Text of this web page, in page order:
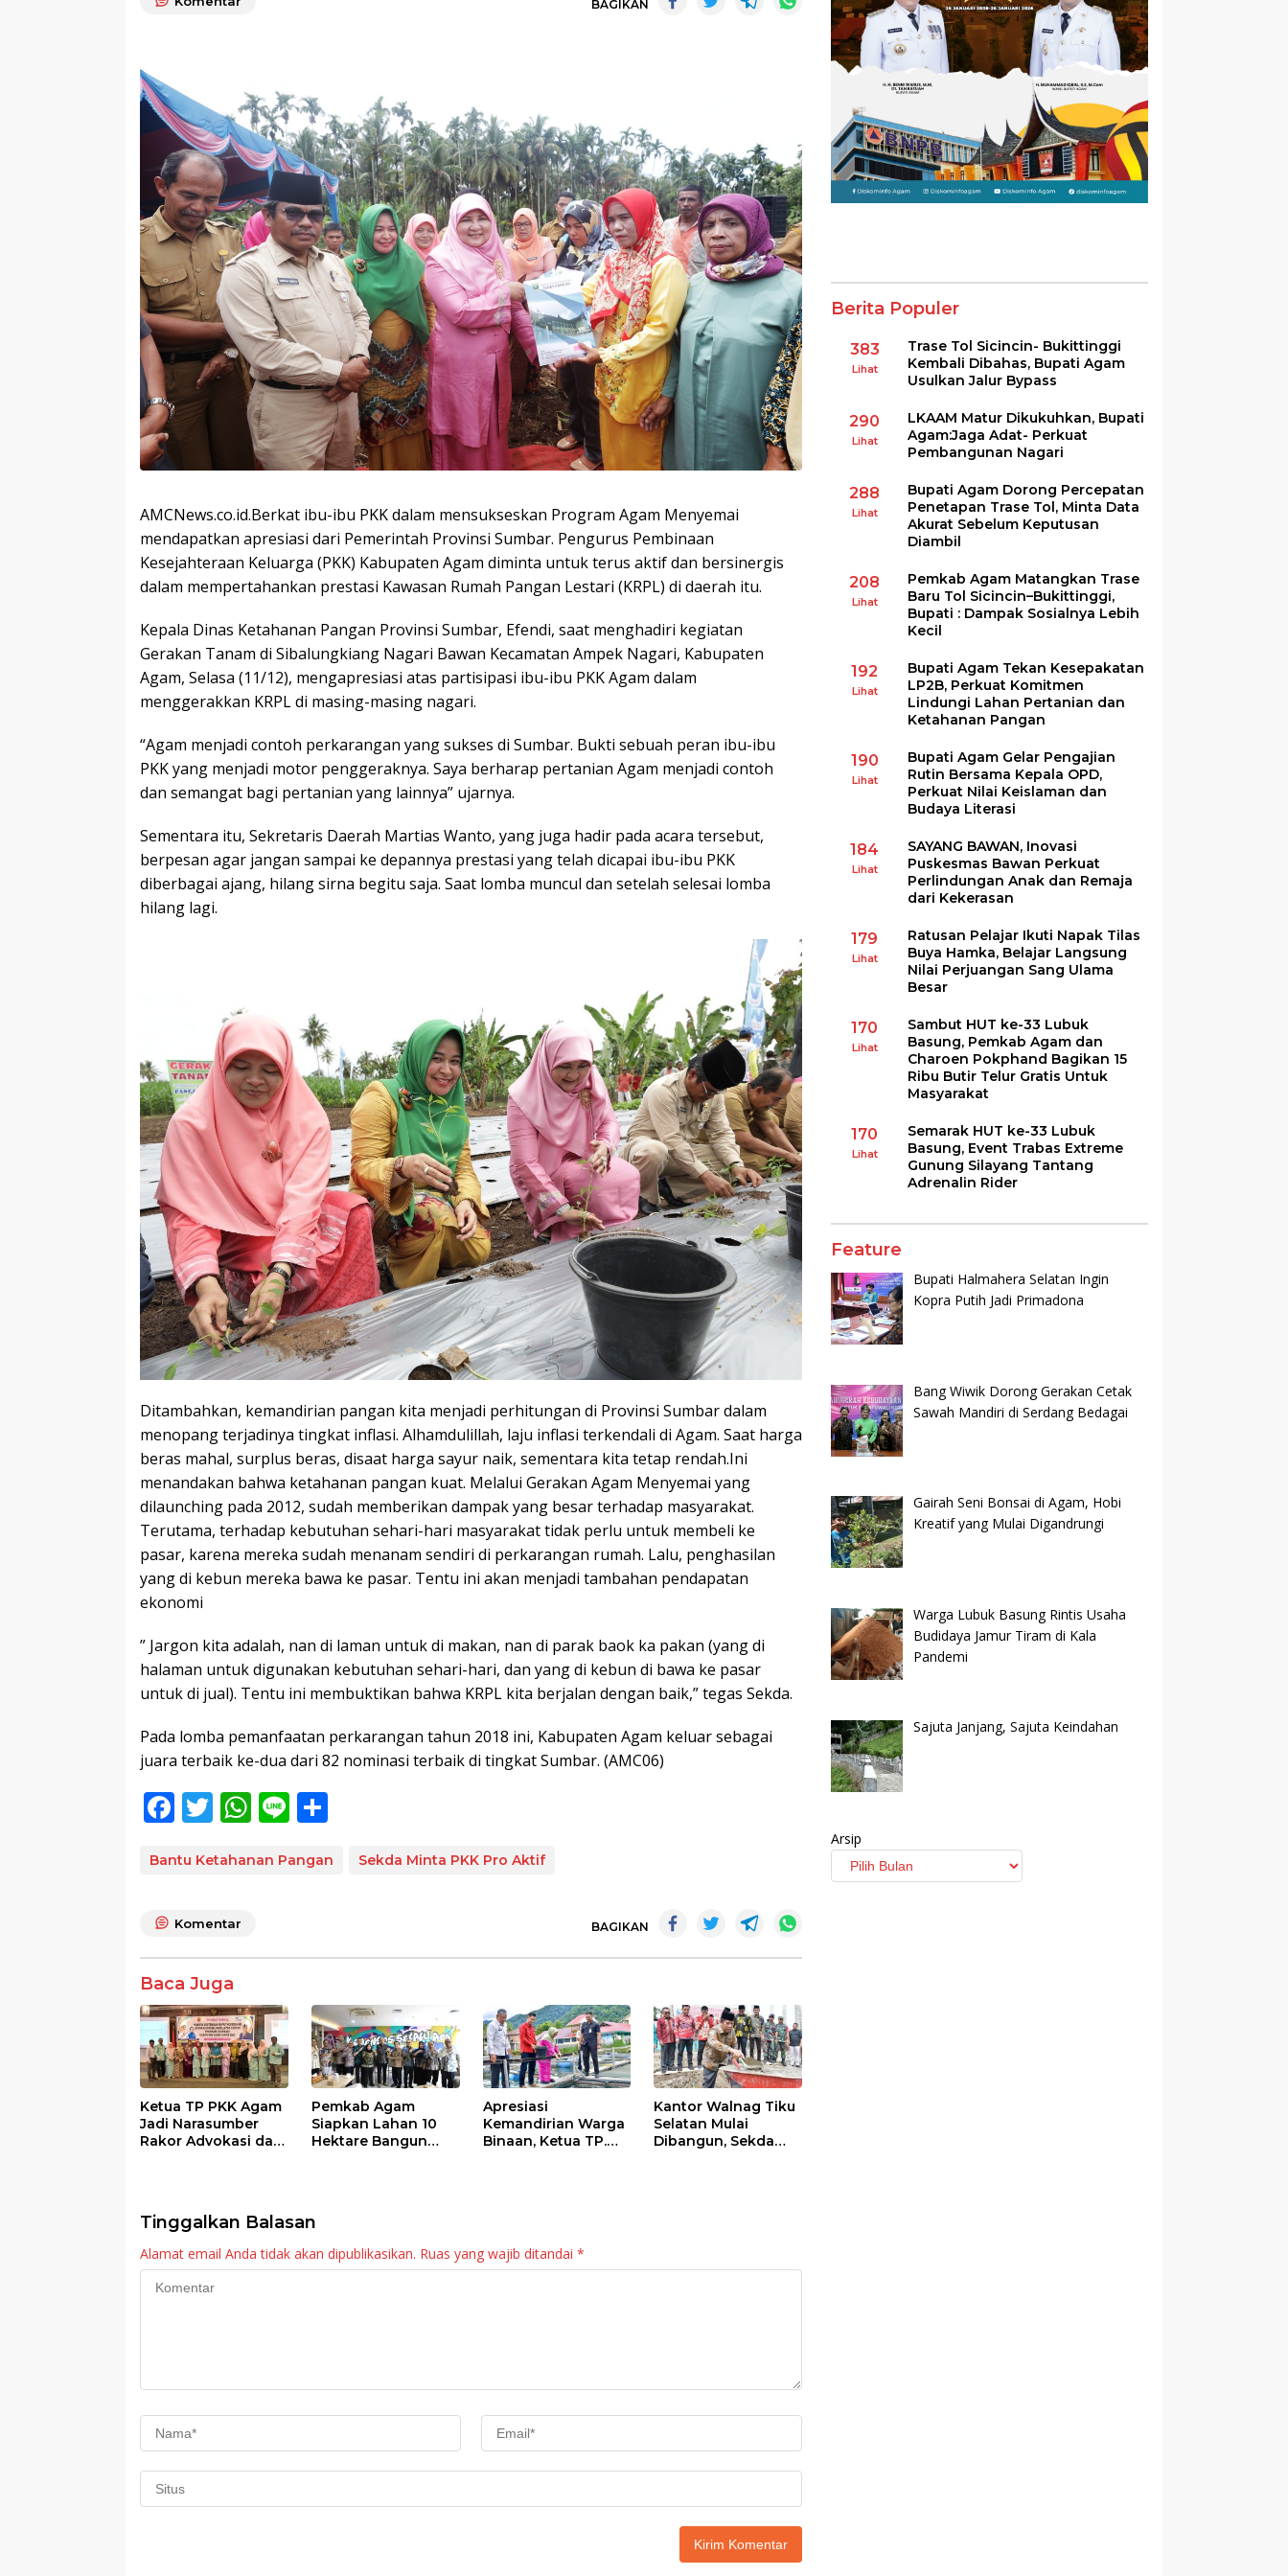
BAGIKAN
AMCNews.co.id.Berkat ibu-ibu PKK dalam mensukseskan Program Agam Menyemai
mendapatkan apresiasi dari Pemerintah Provinsi Sumbar. Pengurus Pembinaan
Kesejahteraan Keluarga (PKK) Kabupaten Agam diminta untuk terus aktif dan bersinergis
dalam mempertahankan prestasi Kawasan Rumah Pangan Lestari (KRPL) di daerah itu.
Kepala Dinas Ketahanan Pangan Provinsi Sumbar, Efendi, saat menghadiri kegiatan
Gerakan Tanam di Sibalungkiang Nagari Bawan Kecamatan Ampek Nagari, Kabupaten
Agam, Selasa (11/12), mengapresiasi atas partisipasi ibu-ibu PKK Agam dalam
menggerakkan KRPL di masing-masing nagari.
“Agam menjadi contoh perkarangan yang sukses di Sumbar. Bukti sebuah peran ibu-ibu
PKK yang menjadi motor penggeraknya. Saya berharap pertanian Agam menjadi contoh
dan semangat bagi pertanian yang lainnya” ujarnya.
Sementara itu, Sekretaris Daerah Martias Wanto, yang juga hadir pada acara tersebut,
berpesan agar jangan sampai ke depannya prestasi yang telah dicapai ibu-ibu PKK
diberbagai ajang, hilang sirna begitu saja. Saat lomba muncul dan setelah selesai lomba
hilang lagi.
Ditambahkan, kemandirian pangan kita menjadi perhitungan di Provinsi Sumbar dalam
menopang terjadinya tingkat inflasi. Alhamdulillah, laju inflasi terkendali di Agam. Saat harga
beras mahal, surplus beras, disaat harga sayur naik, sementara kita tetap rendah.Ini
menandakan bahwa ketahanan pangan kuat. Melalui Gerakan Agam Menyemai yang
dilaunching pada 2012, sudah memberikan dampak yang besar terhadap masyarakat.
Terutama, terhadap kebutuhan sehari-hari masyarakat tidak perlu untuk membeli ke
pasar, karena mereka sudah menanam sendiri di perkarangan rumah. Lalu, penghasilan
yang di kebun mereka bawa ke pasar. Tentu ini akan menjadi tambahan pendapatan
ekonomi
” Jargon kita adalah, nan di laman untuk di makan, nan di parak baok ka pakan (yang di
halaman untuk digunakan kebutuhan sehari-hari, dan yang di kebun di bawa ke pasar
untuk di jual). Tentu ini membuktikan bahwa KRPL kita berjalan dengan baik,” tegas Sekda.
Pada lomba pemanfaatan perkarangan tahun 2018 ini, Kabupaten Agam keluar sebagai
juara terbaik ke-dua dari 82 nominasi terbaik di tingkat Sumbar. (AMC06)
F
e
o
o
k
T
itt
W
at
p
Li
e ar
Bantu Ketahanan Pangan Sekda Minta PKK Pro Aktif
Komentar BAGIKAN
Baca Juga
Ketua TP PKK Agam
Jadi Narasumber
Rakor Advokasi dan
Pemkab Agam
Siapkan Lahan 10
Hektare Bangun
Apresiasi
Kemandirian Warga
Binaan, Ketua TP.
Kantor Walnag Tiku
Selatan Mulai
Dibangun, Sekda
Tinggalkan Balasan
Alamat email Anda tidak akan dipublikasikan. Ruas yang wajib ditandai *
Berita Populer
383
Lihat
Trase Tol Sicincin- Bukittinggi
Kembali Dibahas, Bupati Agam
Usulkan Jalur Bypass
290
Lihat
LKAAM Matur Dikukuhkan, Bupati
Agam:Jaga Adat- Perkuat
Pembangunan Nagari
288
Lihat
Bupati Agam Dorong Percepatan
Penetapan Trase Tol, Minta Data
Akurat Sebelum Keputusan
Diambil
208
Lihat
Pemkab Agam Matangkan Trase
Baru Tol Sicincin–Bukittinggi,
Bupati : Dampak Sosialnya Lebih
Kecil
192
Lihat
Bupati Agam Tekan Kesepakatan
LP2B, Perkuat Komitmen
Lindungi Lahan Pertanian dan
Ketahanan Pangan
190
Lihat
Bupati Agam Gelar Pengajian
Rutin Bersama Kepala OPD,
Perkuat Nilai Keislaman dan
Budaya Literasi
184
Lihat
SAYANG BAWAN, Inovasi
Puskesmas Bawan Perkuat
Perlindungan Anak dan Remaja
dari Kekerasan
179
Lihat
Ratusan Pelajar Ikuti Napak Tilas
Buya Hamka, Belajar Langsung
Nilai Perjuangan Sang Ulama
Besar
170
Lihat
Sambut HUT ke-33 Lubuk
Basung, Pemkab Agam dan
Charoen Pokphand Bagikan 15
Ribu Butir Telur Gratis Untuk
Masyarakat
170
Lihat
Semarak HUT ke-33 Lubuk
Basung, Event Trabas Extreme
Gunung Silayang Tantang
Adrenalin Rider
Feature
Bupati Halmahera Selatan Ingin
Kopra Putih Jadi Primadona
Bang Wiwik Dorong Gerakan Cetak
Sawah Mandiri di Serdang Bedagai
Gairah Seni Bonsai di Agam, Hobi
Kreatif yang Mulai Digandrungi
Warga Lubuk Basung Rintis Usaha
Budidaya Jamur Tiram di Kala
Pandemi
Sajuta Janjang, Sajuta Keindahan
Arsip